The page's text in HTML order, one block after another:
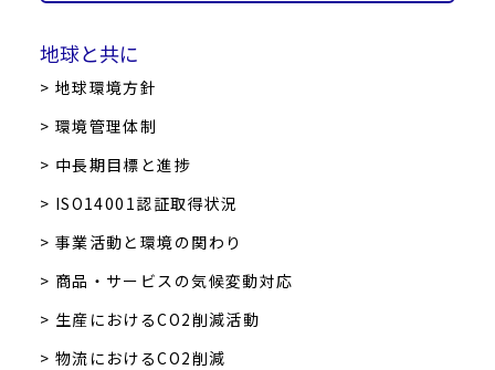
地球と共に
> 地球環境方針
> 環境管理体制
> 中長期目標と進捗
> ISO14001認証取得状況
> 事業活動と環境の関わり
> 商品・サービスの気候変動対応
> 生産におけるCO2削減活動
> 物流におけるCO2削減